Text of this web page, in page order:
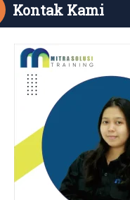
Kontak Kami